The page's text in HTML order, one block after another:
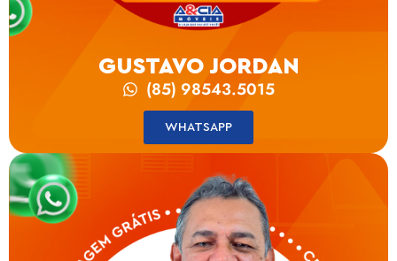
GUSTAVO JORDAN
(85) 98543.5015
WHATSAPP